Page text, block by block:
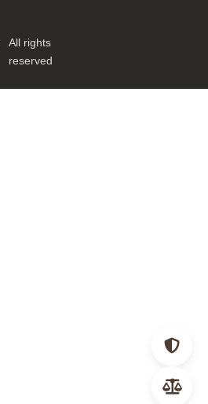
All rights
reserved